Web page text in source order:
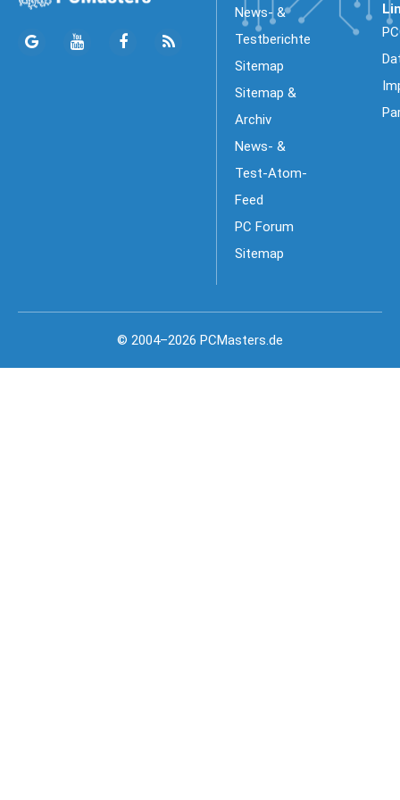
News- &
Testberichte
Sitemap
Sitemap &
Archiv
News- &
Test-Atom-
Feed
PC Forum
Sitemap
© 2004–2026 PCMasters.de